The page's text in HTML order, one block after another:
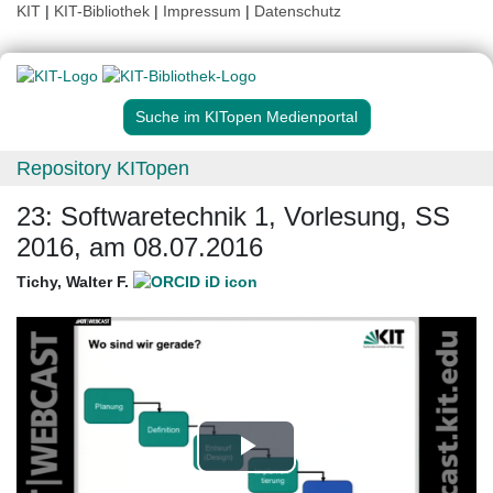
KIT | KIT-Bibliothek | Impressum | Datenschutz
Suche im KITopen Medienportal
Repository KITopen
23: Softwaretechnik 1, Vorlesung, SS
2016, am 08.07.2016
Tichy, Walter F.
Play